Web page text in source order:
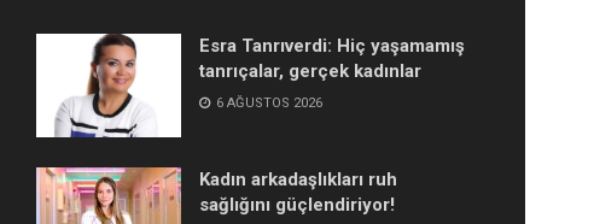
Esra Tanrıverdi: Hiç yaşamamış
tanrıçalar, gerçek kadınlar
6 AĞUSTOS 2026
Kadın arkadaşlıkları ruh
sağlığını güçlendiriyor!